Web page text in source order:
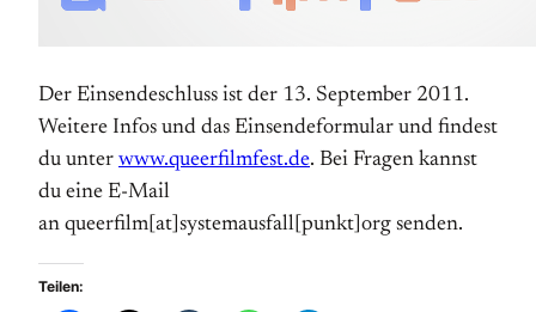
Der Einsendeschluss ist der 13. September 2011.
Weitere Infos und das Einsendeformular und findest
du unter www.queerfilmfest.de. Bei Fragen kannst
du eine E-Mail
an queerfilm[at]systemausfall[punkt]org senden.
Teilen: